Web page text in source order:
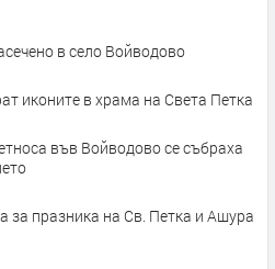
в село Войводово
иконите в храма на Света Петка
във Войводово се събраха
за празника на Св. Петка и Ашура